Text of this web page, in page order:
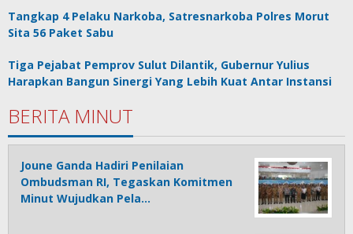
Tangkap 4 Pelaku Narkoba, Satresnarkoba Polres Morut
Sita 56 Paket Sabu
Tiga Pejabat Pemprov Sulut Dilantik, Gubernur Yulius
Harapkan Bangun Sinergi Yang Lebih Kuat Antar Instansi
BERITA MINUT
Joune Ganda Hadiri Penilaian
Ombudsman RI, Tegaskan Komitmen
Minut Wujudkan Pela…